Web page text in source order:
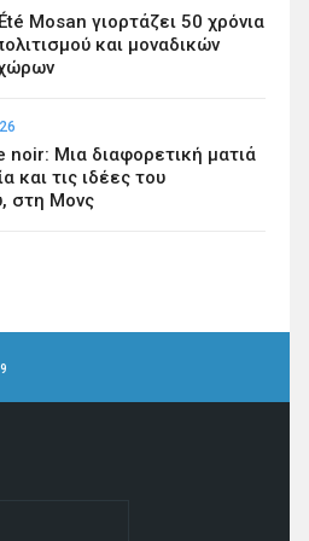
Mosan γιορτάζει 50 χρόνια
και μοναδικών
noir: Μια διαφορετική ματιά
και τις ιδέες του
στη Μονς